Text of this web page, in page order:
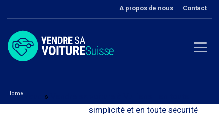
A propos de nous Contact
Home »
simplicité et en toute sécurité